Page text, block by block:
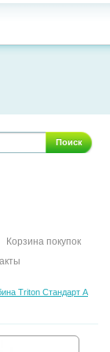
Поиск
Корзина покупок
Triton Стандарт А